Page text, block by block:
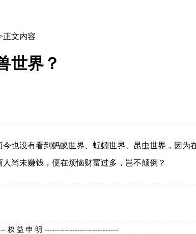
正文内容
世界？
没有看到蚂蚁世界、蚯蚓世界、昆虫世界，因为
尚未赚钱，便在烦恼财富过多，岂不颠倒？
权 益 申 明 -----------------------------